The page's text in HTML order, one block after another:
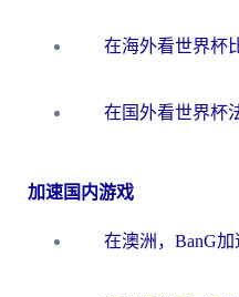
加速国内游戏